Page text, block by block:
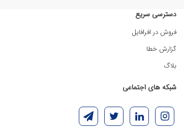
دسترسی سریع
فروش در افرافایل
گزارش خطا
بلاگ
شبکه های اجتماعی